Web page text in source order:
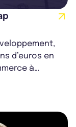
d’euros en
à